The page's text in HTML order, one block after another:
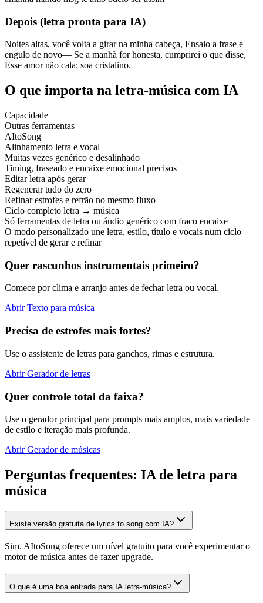
Depois (letra pronta para IA)
Noites altas, você volta a girar na minha cabeça, Ensaio a frase e
engulo de novo— Se a manhã for honesta, cumprirei o que disse,
Esse amor não cala; soa cristalino.
O que importa na letra-música com IA
Capacidade
Outras ferramentas
AItoSong
Alinhamento letra e vocal
Muitas vezes genérico e desalinhado
Timing, fraseado e encaixe emocional precisos
Editar letra após gerar
Regenerar tudo do zero
Refinar estrofes e refrão no mesmo fluxo
Ciclo completo letra → música
Só ferramentas de letra ou áudio genérico com fraco encaixe
O modo personalizado une letra, estilo, título e vocais num ciclo
repetível de gerar e refinar
Quer rascunhos instrumentais primeiro?
Comece por clima e arranjo antes de fechar letra ou vocal.
Abrir Texto para música
Precisa de estrofes mais fortes?
Use o assistente de letras para ganchos, rimas e estrutura.
Abrir Gerador de letras
Quer controle total da faixa?
Use o gerador principal para prompts mais amplos, mais variedade
de estilo e iteração mais profunda.
Abrir Gerador de músicas
Perguntas frequentes: IA de letra para
música
Existe versão gratuita de lyrics to song com IA?
Sim. AItoSong oferece um nível gratuito para você experimentar o
motor de música antes de fazer upgrade.
O que é uma boa entrada para IA letra-música?